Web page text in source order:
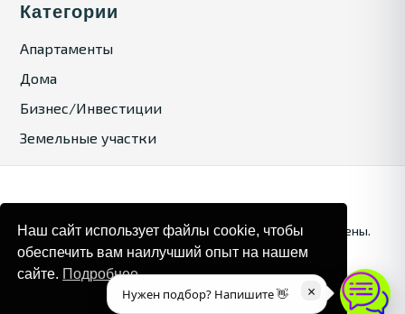
Категории
Апартаменты
Дома
Бизнес/Инвестиции
Земельные участки
© 2025. Bulgaria Tours by Inrealr4u. Все права зашищены.
Карта сайта Политика конфиденциальности
×
Нужен подбор? Напишите 👋
Наш сайт использует файлы cookie, чтобы
обеспечить вам наилучший опыт на нашем
сайте. Подробнее